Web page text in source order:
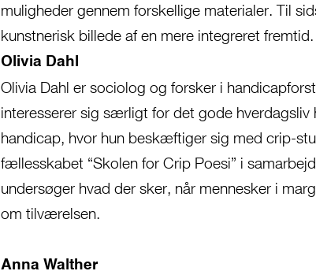
muligheder gennem forskellige materialer. Til
kunstnerisk billede af en mere integreret fremtid.
Olivia Dahl
Olivia Dahl er sociolog og forsker i
interesserer sig særligt for det gode
handicap, hvor hun beskæftiger sig med crip-
fællesskabet “Skolen for Crip Poesi” i
undersøger hvad der sker, når mennesker i
om tilværelsen.
Anna Walther